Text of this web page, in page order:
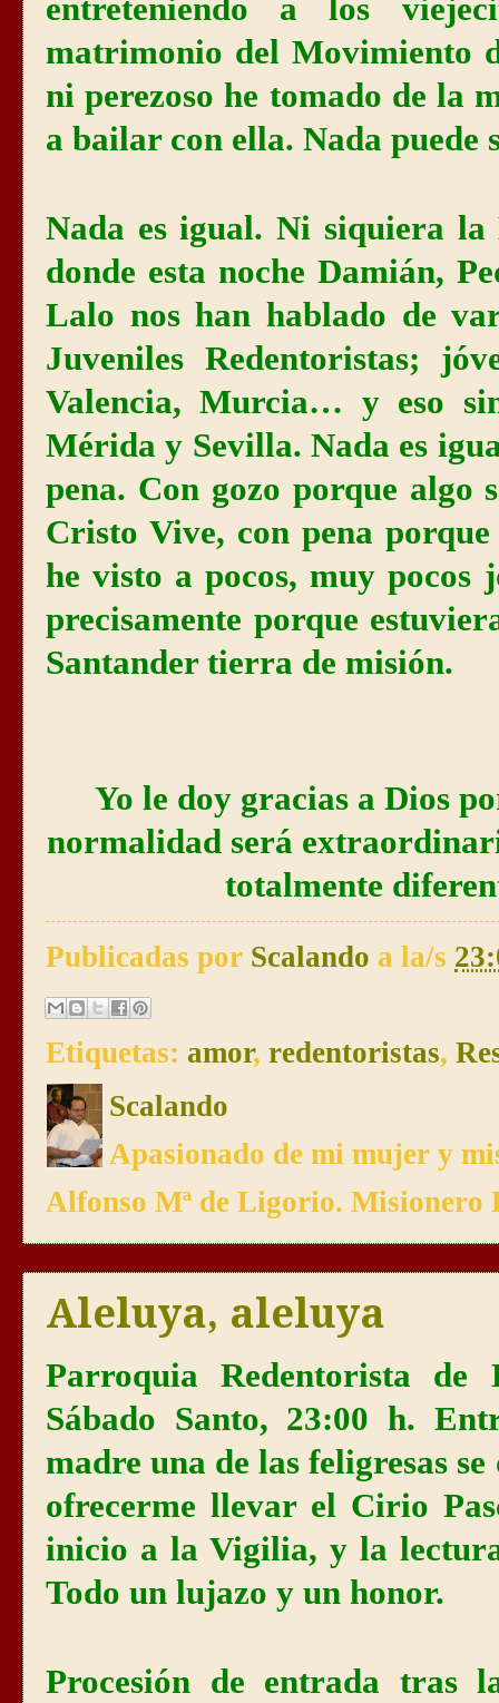
entreteniendo a los
matrimonio del Movimiento
ni perezoso he tomado de la
a bailar con ella. Nada puede
Nada es igual. Ni siquiera la
donde esta noche Damián,
Lalo nos han hablado de
Juveniles Redentoristas;
Valencia, Murcia… y eso
Mérida y Sevilla. Nada es
pena. Con gozo porque algo
Cristo Vive, con pena
he visto a pocos, muy pocos
precisamente porque
Santander tierra de misión.
Yo le doy gracias a Dios
normalidad será
totalmente
Publicadas por Scalando a la/s
Etiquetas: amor, redentoristas,
Scalando
Apasionado de mi mujer y
Alfonso Mª de Ligorio. Misionero
Aleluya, aleluya
Parroquia Redentorista de
Sábado Santo, 23:00 h.
madre una de las feligresas
ofrecerme llevar el Cirio
inicio a la Vigilia, y la
Todo un lujazo y un honor.
Procesión de entrada tras